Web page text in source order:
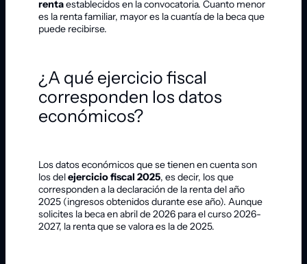
rentaestablecidos en la convocatoria. Cuanto menor
es la renta familiar, mayor es la cuantía de la beca que
puede recibirse.
¿A qué ejercicio fiscal
corresponden los datos
económicos?
Los datos económicos que se tienen en cuenta son
los delejercicio fiscal 2025, es decir, los que
corresponden a la declaración de la renta del año
2025 (ingresos obtenidos durante ese año). Aunque
solicites la beca en abril de 2026 para el curso 2026-
2027, la renta que se valora es la de 2025.